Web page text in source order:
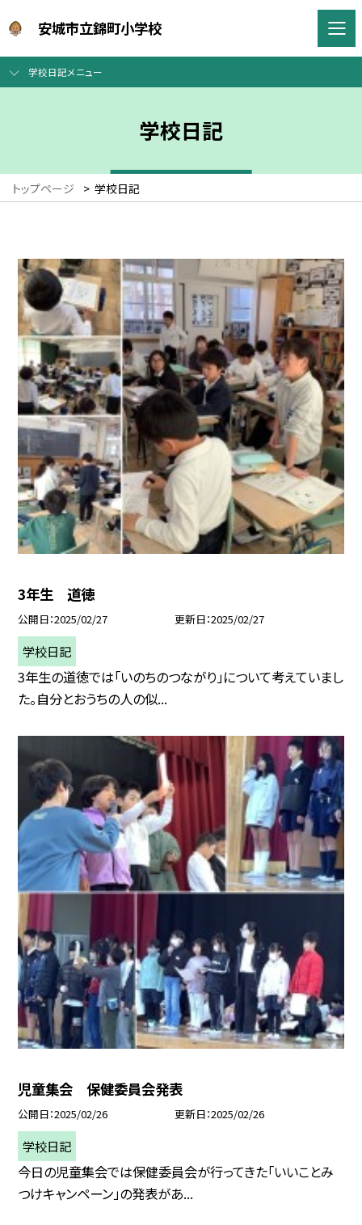
安城市立錦町小学校
学校日記メニュー
学校日記
トップページ > 学校日記
3年生 道徳
公開日 2025/02/27 更新日 2025/02/27
学校日記
3年生の道徳では「いのちのつながり」について考えていまし
た。自分とおうちの人の似...
児童集会 保健委員会発表
公開日 2025/02/26 更新日 2025/02/26
学校日記
今日の児童集会では保健委員会が行ってきた「いいことみ
つけキャンペーン」の発表があ...